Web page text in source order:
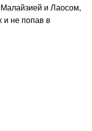
Малайзией и Лаосом,
и не попав в